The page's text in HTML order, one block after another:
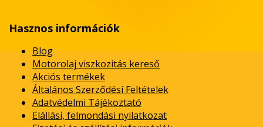
Hasznos információk
Blog
Motorolaj viszkozitás kereső
Akciós termékek
Általános Szerződési Feltételek
Adatvédelmi Tájékoztató
Elállási, felmondási nyilatkozat